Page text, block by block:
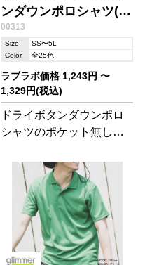
ンダウンポロシャツ(ポ
ケット無し)
00313
Size
SS〜5L
Color
全25色
ラブラボ価格 1,243円 〜
1,329円(税込)
ドライボタンダウンポロ
シャツのポケット無しタ